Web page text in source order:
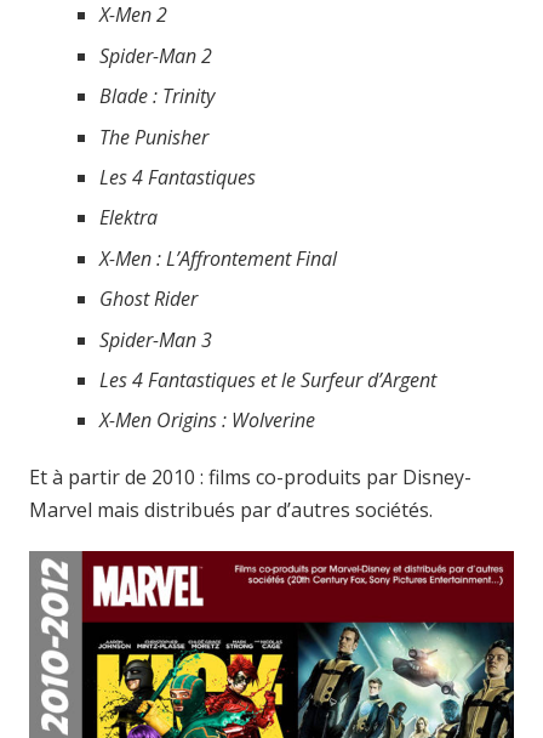
X-Men 2
Spider-Man 2
Blade : Trinity
The Punisher
Les 4 Fantastiques
Elektra
X-Men : L’Affrontement Final
Ghost Rider
Spider-Man 3
Les 4 Fantastiques et le Surfeur d’Argent
X-Men Origins : Wolverine
Et à partir de 2010 : films co-produits par Disney-
Marvel mais distribués par d’autres sociétés.